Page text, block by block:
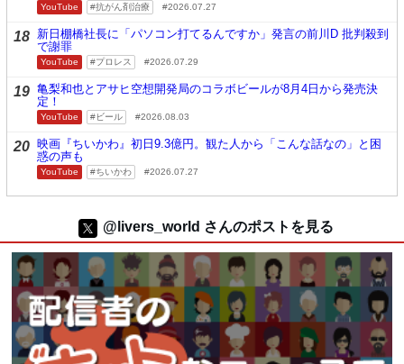
YouTube 抗がん剤治療 2026.07.27
18 新日棚橋社長に「パソコン打てるんですか」発言の前川D 批判殺到
で謝罪
YouTube プロレス 2026.07.29
19 亀梨和也とアサヒ空想開発局のコラボビールが8月4日から発売決
定！
YouTube ビール 2026.08.03
20 映画『ちいかわ』初日9.3億円。観た人から「こんな話なの」と困
惑の声も
YouTube ちいかわ 2026.07.27
@livers_world さんのポストを見る